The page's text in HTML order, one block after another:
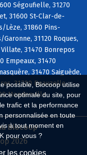
possible, Biocoop utilise
optimale du site, pour
trafic et la performance
personnalisée en toute
à tout moment en
pour vous ?
les cookies
Ségoufielle, 31270
31600 St-Clar-de-
Lèze, 31860 Pins-
31120 Roques,
31470 Bonrepos
Empeaux, 31470
31470 Saiguède,
31700 Beauzelle,
Mondonville
Biocoop
2026